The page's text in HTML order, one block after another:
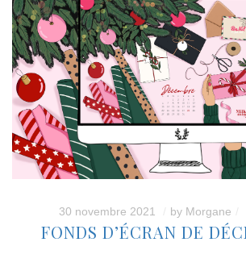
30 novembre 2021 by Morgane
FONDS D’ÉCRAN DE